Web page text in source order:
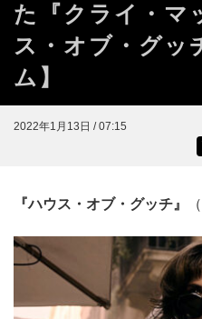
た『クライ・マ
ス・オブ・グッ
ム】
2022年1月13日 / 07:15
『ハウス・オブ・グッチ』